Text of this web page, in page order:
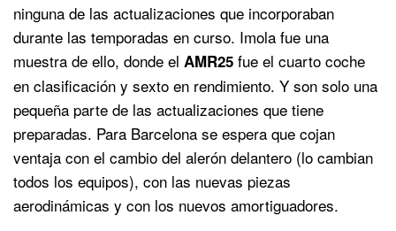
ninguna de las actualizaciones que incorporaban
durante las temporadas en curso. Imola fue una
muestra de ello, donde el AMR25 fue el cuarto coche
en clasificación y sexto en rendimiento. Y son solo una
pequeña parte de las actualizaciones que tiene
preparadas. Para Barcelona se espera que cojan
ventaja con el cambio del alerón delantero (lo cambian
todos los equipos), con las nuevas piezas
aerodinámicas y con los nuevos amortiguadores.